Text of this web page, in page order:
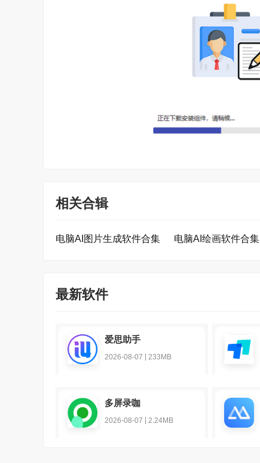
相关合辑
电脑AI图片生成软件合集 电脑AI绘画软件合集
最新软件
爱思助手
2026-08-07 | 233MB
多屏录咖
2026-08-07 | 2.24MB